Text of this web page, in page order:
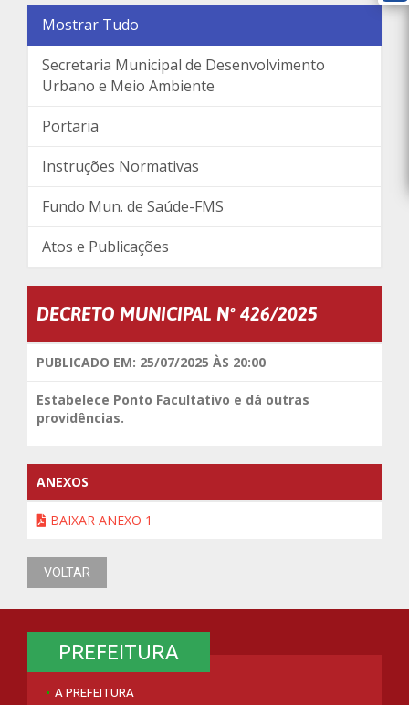
Mostrar Tudo
Secretaria Municipal de Desenvolvimento
Urbano e Meio Ambiente
Portaria
Instruções Normativas
Fundo Mun. de Saúde-FMS
Atos e Publicações
DECRETO MUNICIPAL Nº 426/2025
PUBLICADO EM: 25/07/2025 ÀS 20:00
Estabelece Ponto Facultativo e dá outras
providências.
ANEXOS
BAIXAR ANEXO 1
VOLTAR
PREFEITURA
A PREFEITURA